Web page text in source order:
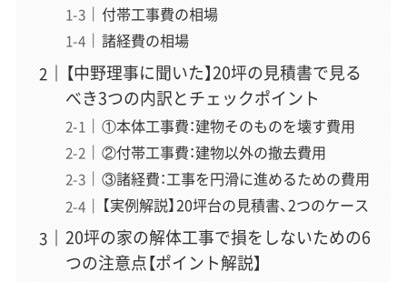
執筆
馬場 美月（ばば みづき）
「解体工事の準備から完了まで、初めての方でも迷わない
よう、一つずつ丁寧に解説します。」
「初心者にもわかりやすく」をモットーに、解体工事の全工
程をステップバイステップで解説する記事を得意とする
ライター。毎週の専門勉強会で得た知識や業者様へのイン
タビューを元に、手続きの流れや専門用語を図解なども交
えながら、読者が迷わずに理解できる記事作りを心がけて
付帯工事費の相場
諸経費の相場
【中野理事に聞いた】20坪の見積書で見る
べき3つの内訳とチェックポイント
①本体工事費：建物そのものを壊す費用
②付帯工事費：建物以外の撤去費用
③諸経費：工事を円滑に進めるための費用
【実例解説】20坪台の見積書、2つのケース
20坪の家の解体工事で損をしないための6
つの注意点【ポイント解説】